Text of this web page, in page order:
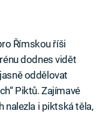
Římskou říši
dodnes vidět
oddělovat
Piktů. Zajímavé
nalezla i piktská těla,